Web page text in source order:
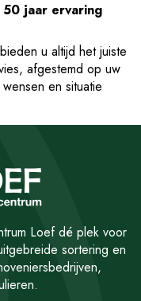
50 jaar ervaring
u altijd het juiste
afgestemd op uw
wensen en situatie
Loef dé plek voor
sortering en